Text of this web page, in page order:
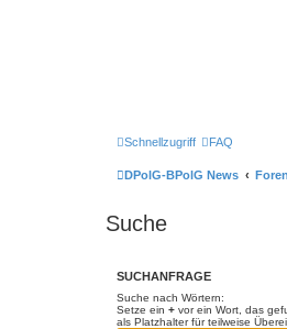
Schnellzugriff FAQ
DPolG-BPolG News
Suche
SUCHANFRAGE
Suche nach Wörtern:
Setze ein + vor ein Wort, das
als Platzhalter für teilweise